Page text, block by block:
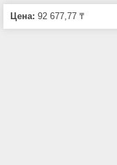
Цена: 92 677,77 ₸